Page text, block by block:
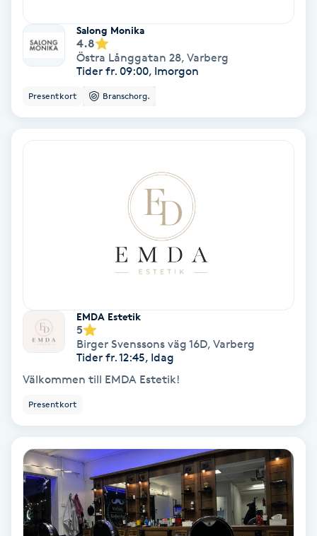
Hudföryngring
Huduppstramning
Hårbottenbehandling
Hårvård
Hälsa
Hälsprickor
Salong Monika
4.8
Östra Långgatan 28, Varberg
Tider fr. 09:00, Imorgon
Presentkort Branschorg.
EMDA Estetik
5
Birger Svenssons väg 16D, Varberg
Tider fr. 12:45, Idag
Välkommen till EMDA Estetik!
Presentkort